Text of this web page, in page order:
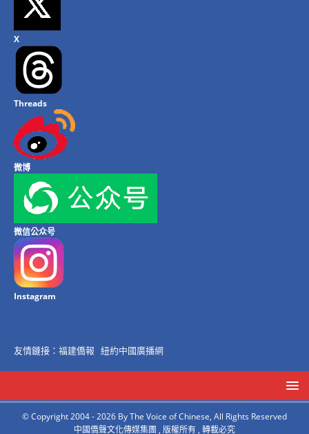
X
Threads
微博
微信公众号
Instagram
友情鏈接： 福建僑報 紐約中國廣播網
© Copyright 2004 - 2026 By The Voice of Chinese, All Rights Reserved
中國僑聲文化傳媒集團 , 版權所有 , 轉載必究